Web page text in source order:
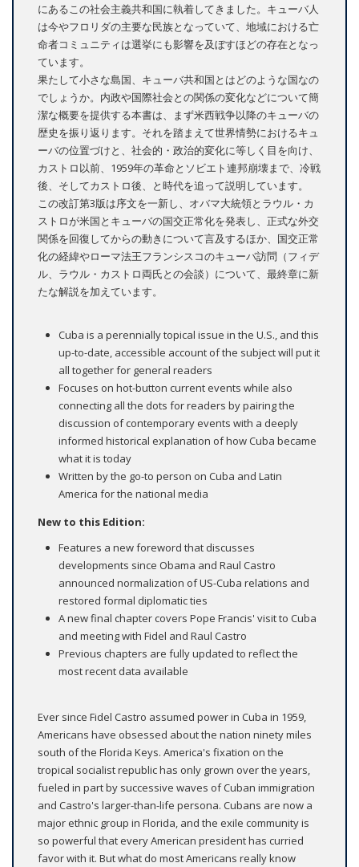
にあるこの社会主義共和国に執着してきました。キューバ人
は今やフロリダの主要な民族となっていて、地域における亡
命者コミュニティは選挙にも影響を及ぼすほどの存在となっ
ています。
果たして小さな島国、キューバ共和国とはどのような国なの
でしょうか。内政や国際社会との関係の変化などについて簡
潔な概要を提供する本書は、まず米西戦争以降のキューバの
歴史を振り返ります。それを踏まえて世界情勢におけるキュ
ーバの位置づけと、社会的・政治的変化に等しく目を向け、
カストロ以前、1959年の革命とソビエト連邦崩壊まで、冷戦
後、そしてカストロ後、と時代を追って説明しています。
この改訂第3版は序文を一新し、オバマ大統領とラウル・カ
ストロが米国とキューバの国交正常化を発表し、正式な外交
関係を回復してからの動きについて言及するほか、国交正常
化の経緯やローマ法王フランシスコのキューバ訪問（フィデ
ル、ラウル・カストロ両氏との会談）について、最終章に新
たな解説を加えています。
Cuba is a perennially topical issue in the U.S., and this
up-to-date, accessible account of the subject will put it
all together for general readers
Focuses on hot-button current events while also
connecting all the dots for readers by pairing the
discussion of contemporary events with a deeply
informed historical explanation of how Cuba became
what it is today
Written by the go-to person on Cuba and Latin
America for the national media
New to this Edition:
Features a new foreword that discusses
developments since Obama and Raul Castro
announced normalization of US-Cuba relations and
restored formal diplomatic ties
A new final chapter covers Pope Francis' visit to Cuba
and meeting with Fidel and Raul Castro
Previous chapters are fully updated to reflect the
most recent data available
Ever since Fidel Castro assumed power in Cuba in 1959,
Americans have obsessed about the nation ninety miles
south of the Florida Keys. America's fixation on the
tropical socialist republic has only grown over the years,
fueled in part by successive waves of Cuban immigration
and Castro's larger-than-life persona. Cubans are now a
major ethnic group in Florida, and the exile community is
so powerful that every American president has curried
favor with it. But what do most Americans really know